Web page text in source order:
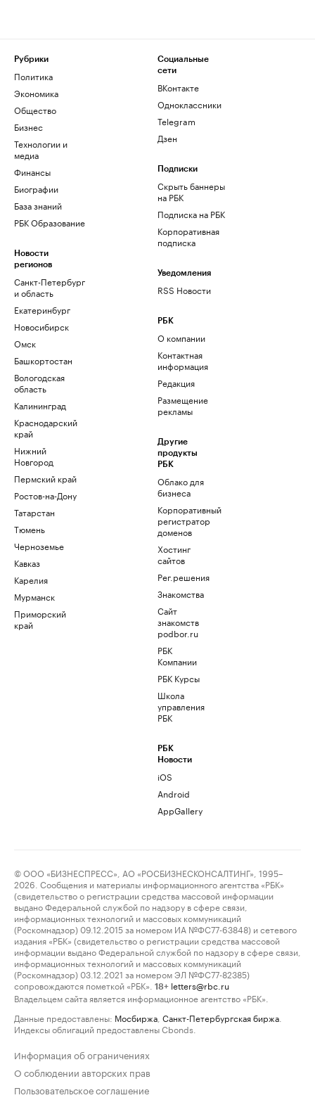
Рубрики
Политика
Экономика
Общество
Бизнес
Технологии и
медиа
Финансы
Биографии
База знаний
РБК Образование
Новости
регионов
Санкт-Петербург
и область
Екатеринбург
Новосибирск
Омск
Башкортостан
Вологодская
область
Калининград
Краснодарский
край
Нижний
Новгород
Пермский край
Ростов-на-Дону
Татарстан
Тюмень
Черноземье
Кавказ
Карелия
Мурманск
Приморский
край
Социальные
сети
ВКонтакте
Одноклассники
Telegram
Дзен
Подписки
Скрыть баннеры
на РБК
Подписка на РБК
Корпоративная
подписка
Уведомления
RSS Новости
РБК
О компании
Контактная
информация
Редакция
Размещение
рекламы
Другие
продукты
РБК
Облако для
бизнеса
Корпоративный
регистратор
доменов
Хостинг
сайтов
Рег.решения
Знакомства
Сайт
знакомств
podbor.ru
РБК
Компании
РБК Курсы
Школа
управления
РБК
РБК
Новости
iOS
Android
AppGallery
© ООО «БИЗНЕСПРЕСС», АО «РОСБИЗНЕСКОНСАЛТИНГ», 1995–
2026. Сообщения и материалы информационного агентства «РБК»
(свидетельство о регистрации средства массовой информации
выдано Федеральной службой по надзору в сфере связи,
информационных технологий и массовых коммуникаций
(Роскомнадзор) 09.12.2015 за номером ИА №ФС77-63848) и сетевого
издания «РБК» (свидетельство о регистрации средства массовой
информации выдано Федеральной службой по надзору в сфере связи,
информационных технологий и массовых коммуникаций
(Роскомнадзор) 03.12.2021 за номером ЭЛ №ФС77-82385)
сопровождаются пометкой «РБК».
18+ letters@rbc.ru
Владельцем сайта является информационное агентство «РБК».
Данные предоставлены: Мосбиржа Санкт-Петербургская биржа
Индексы облигаций предоставлены Cbonds.
Информация об ограничениях
О соблюдении авторских прав
Пользовательское соглашение